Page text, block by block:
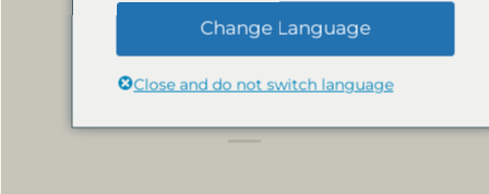
mükemmellik
sertifikası aldı
Change Language
Close and do not switch language